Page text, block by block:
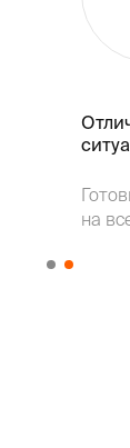
на